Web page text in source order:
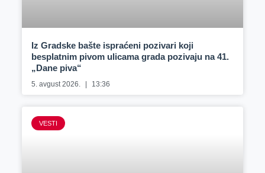
Iz Gradske bašte ispraćeni pozivari koji
besplatnim pivom ulicama grada pozivaju na 41.
„Dane piva“
5. avgust 2026. 13:36
VESTI